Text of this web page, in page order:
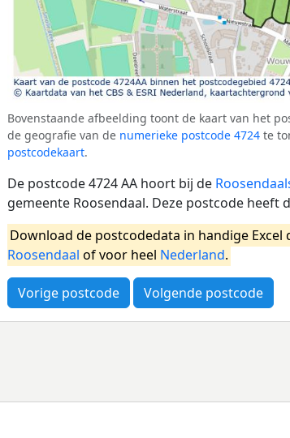
Bovenstaande afbeelding toont de kaart van het
de geografie van de numerieke postcode 4724 te
postcodekaart.
De postcode 4724 AA hoort bij de
gemeente Roosendaal. Deze postcode heeft
Download de postcodedata in handige
Roosendaal of voor heel Nederland.
Vorige postcode Volgende postcode